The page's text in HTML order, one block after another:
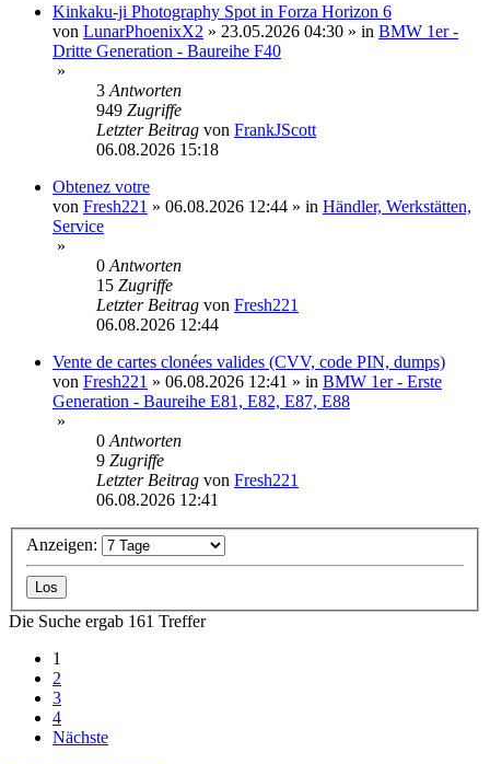
Kinkaku-ji Photography Spot in Forza Horizon 6
von LunarPhoenixX2 » 23.05.2026 04:30 » in BMW 1er -
Dritte Generation - Baureihe F40
»
3 Antworten
949 Zugriffe
Letzter Beitrag von FrankJScott
06.08.2026 15:18
Obtenez votre
von Fresh221 » 06.08.2026 12:44 » in Händler, Werkstätten,
Service
»
0 Antworten
15 Zugriffe
Letzter Beitrag von Fresh221
06.08.2026 12:44
Vente de cartes clonées valides (CVV, code PIN, dumps)
von Fresh221 » 06.08.2026 12:41 » in BMW 1er - Erste
Generation - Baureihe E81, E82, E87, E88
»
0 Antworten
9 Zugriffe
Letzter Beitrag von Fresh221
06.08.2026 12:41
Anzeigen:
Die Suche ergab 161 Treffer
1
2
3
4
Nächste